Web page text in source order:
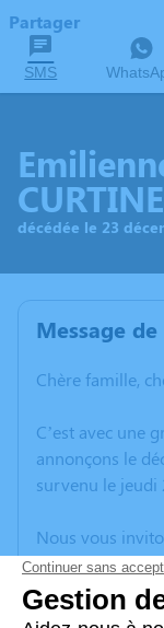
Partager
SMS
décédée le 23
Message
Chère famille,
C’est avec une
annonçons le
survenu le jeudi
Nous vous
vos
anecdote ou
poèmes ou des